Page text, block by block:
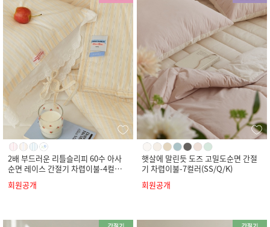
2배 부드러운 리틀슬리피 60수 아사
순면 레이스 간절기 차렵이불-4컬러
회원공개
햇살에 말린듯 도즈 고밀도순면 간절
기 차렵이불-7컬러(SS/Q/K)
회원공개